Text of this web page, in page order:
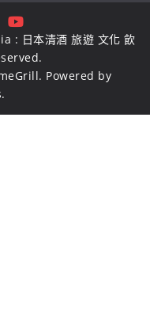
: 日本清酒 旅遊 文化 飲
Powered by
.